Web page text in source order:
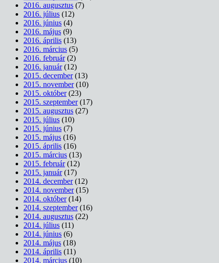
2016. augusztus (7)
2016. július (12)
2016. június (4)
2016. május (9)
2016. április (13)
2016. március (5)
2016. február(2)
2016. január(12)
2015. december(13)
2015. november(10)
2015. október(23)
2015. szeptember(17)
2015. augusztus (27)
2015. július (10)
2015. június (7)
2015. május (16)
2015. április (16)
2015. március (13)
2015. február(12)
2015. január(17)
2014. december(12)
2014. november(15)
2014. október(14)
2014. szeptember(16)
2014. augusztus (22)
2014. július (11)
2014. június (6)
2014. május (18)
2014. április (11)
2014. március (10)